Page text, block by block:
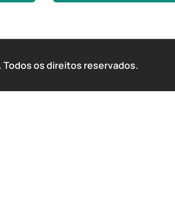
Todos os direitos reservados.